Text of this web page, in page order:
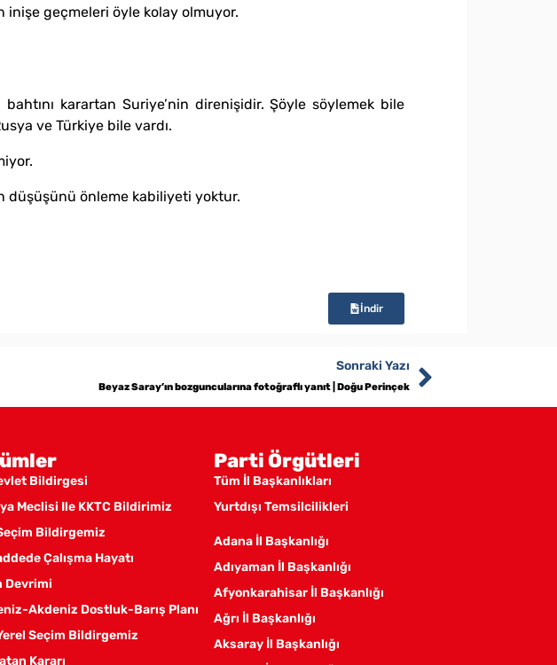
geçmeleri öyle kolay olmuyor.
bahtını karartan Suriye’nin direnişidir. Şöyle söylemek bile
ve Türkiye bile vardı.
düşüşünü önleme kabiliyeti yoktur.
İndir
Sonraki Yazı
Beyaz Saray’ın bozguncularına fotoğraflı yanıt | Doğu Perinçek
Bildirgesi
Meclisi Ile KKTC Bildirimiz
Bildirgemiz
Çalışma Hayatı
Devrimi
Akdeniz Dostluk-Barış Planı
Seçim Bildirgemiz
Kararı
Parti Örgütleri
Tüm İl Başkanlıkları
Yurtdışı Temsilcilikleri
Adana İl Başkanlığı
Adıyaman İl Başkanlığı
Afyonkarahisar İl Başkanlığı
Ağrı İl Başkanlığı
Aksaray İl Başkanlığı